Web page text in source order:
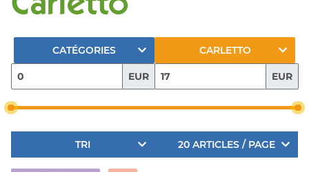
CATÉGORIES CARLETTO
EUR EUR
TRI 20 ARTICLES / PAGE